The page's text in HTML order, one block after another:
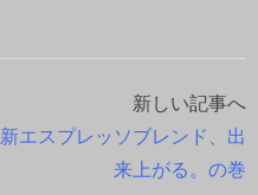
新しい記事へ
新エスプレッソブレンド、出
来上がる。の巻